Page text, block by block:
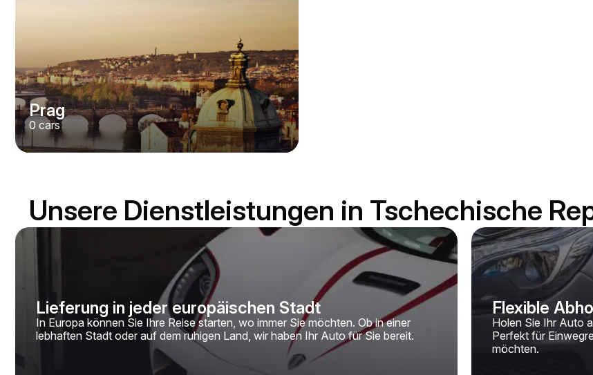
Prag
0 cars
Unsere Dienstleistungen in Tschechische
Lieferung in jeder europäischen Stadt
In Europa können Sie Ihre Reise starten, wo immer Sie möchten. Ob in einer
lebhaften Stadt oder auf dem ruhigen Land, wir haben Ihr Auto für Sie bereit.
Flexible
Holen Sie Ihr Auto
Perfekt für
möchten.